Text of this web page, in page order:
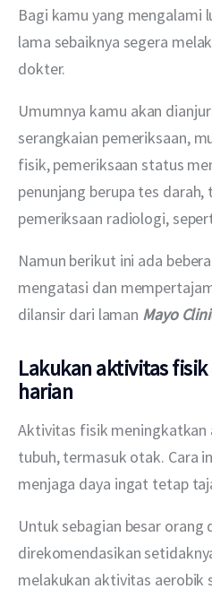
Bagi kamu yang mengalami
lama sebaiknya segera
dokter.
Umumnya kamu akan
serangkaian pemeriksaan,
fisik, pemeriksaan status
penunjang berupa tes darah,
pemeriksaan radiologi,
Namun berikut ini ada
mengatasi dan
dilansir dari laman Mayo
Lakukan aktivitas
harian
Aktivitas fisik meningkatkan
tubuh, termasuk otak. Cara
menjaga daya ingat tetap
Untuk sebagian besar orang
direkomendasikan
melakukan aktivitas aerobik